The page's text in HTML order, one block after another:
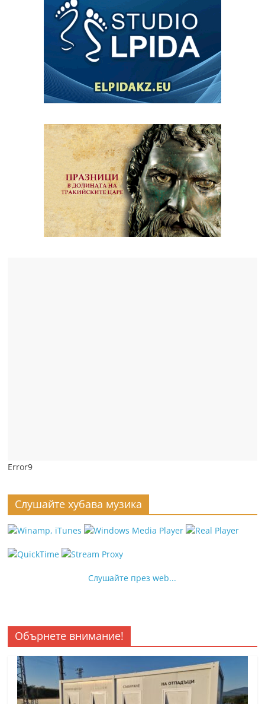
Error9
Слушайте хубава музика
Слушайте през web...
Обърнете внимание!